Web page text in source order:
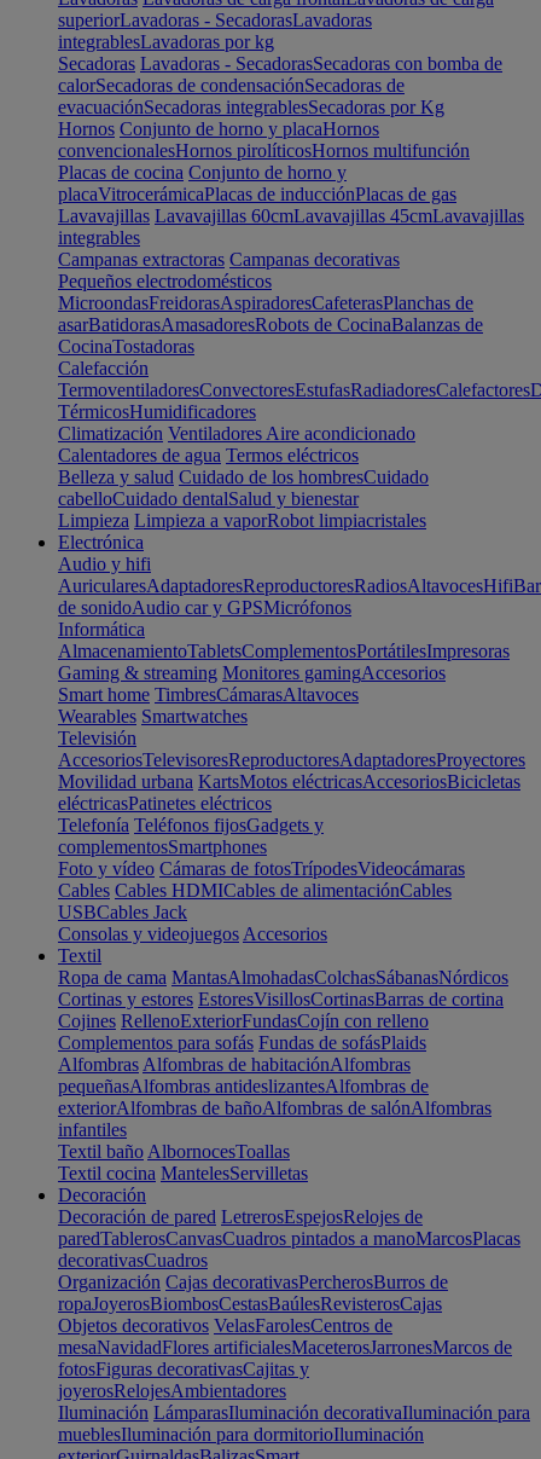
superiorLavadoras - SecadorasLavadoras
integrablesLavadoras por kg
Secadoras Lavadoras - SecadorasSecadoras con bomba de
calorSecadoras de condensaciónSecadoras de
evacuaciónSecadoras integrablesSecadoras por Kg
Hornos Conjunto de horno y placaHornos
convencionalesHornos pirolíticosHornos multifunción
Placas de cocina Conjunto de horno y
placaVitrocerámicaPlacas de inducciónPlacas de gas
Lavavajillas Lavavajillas 60cmLavavajillas 45cmLavavajillas
integrables
Campanas extractoras Campanas decorativas
Pequeños electrodomésticos
MicroondasFreidorasAspiradoresCafeterasPlanchas de
asarBatidorasAmasadoresRobots de CocinaBalanzas de
CocinaTostadoras
Calefacción
TermoventiladoresConvectoresEstufasRadiadoresCalefactores
TérmicosHumidificadores
Climatización Ventiladores Aire acondicionado
Calentadores de agua Termos eléctricos
Belleza y salud Cuidado de los hombresCuidado
cabelloCuidado dentalSalud y bienestar
Limpieza Limpieza a vaporRobot limpiacristales
Electrónica
Audio y hifi
AuricularesAdaptadoresReproductoresRadiosAltavocesHifi
de sonidoAudio car y GPSMicrófonos
Informática
AlmacenamientoTabletsComplementosPortátilesImpresoras
Gaming & streaming Monitores gamingAccesorios
Smart home TimbresCámarasAltavoces
Wearables Smartwatches
Televisión
AccesoriosTelevisoresReproductoresAdaptadoresProyectores
Movilidad urbana KartsMotos eléctricasAccesoriosBicicletas
eléctricasPatinetes eléctricos
Telefonía Teléfonos fijosGadgets y
complementosSmartphones
Foto y vídeo Cámaras de fotosTrípodesVideocámaras
Cables Cables HDMICables de alimentaciónCables
USBCables Jack
Consolas y videojuegos Accesorios
Textil
Ropa de cama MantasAlmohadasColchasSábanasNórdicos
Cortinas y estores EstoresVisillosCortinasBarras de cortina
Cojines RellenoExteriorFundasCojín con relleno
Complementos para sofás Fundas de sofásPlaids
Alfombras Alfombras de habitaciónAlfombras
pequeñasAlfombras antideslizantesAlfombras de
exteriorAlfombras de bañoAlfombras de salónAlfombras
infantiles
Textil baño AlbornocesToallas
Textil cocina MantelesServilletas
Decoración
Decoración de pared LetrerosEspejosRelojes de
paredTablerosCanvasCuadros pintados a manoMarcosPlacas
decorativasCuadros
Organización Cajas decorativasPercherosBurros de
ropaJoyerosBiombosCestasBaúlesRevisterosCajas
Objetos decorativos VelasFarolesCentros de
mesaNavidadFlores artificialesMaceterosJarronesMarcos de
fotosFiguras decorativasCajitas y
joyerosRelojesAmbientadores
Iluminación LámparasIluminación decorativaIluminación para
mueblesIluminación para dormitorioIluminación